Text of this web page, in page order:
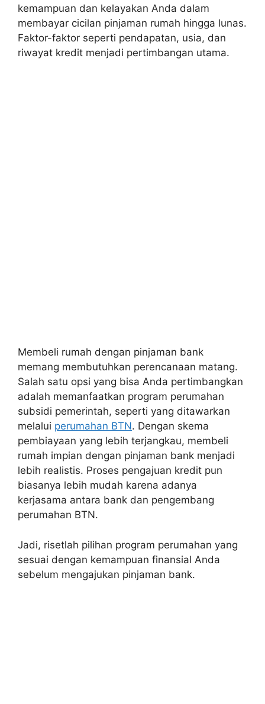
kemampuan dan kelayakan Anda dalam
membayar cicilan pinjaman rumah hingga lunas.
Faktor-faktor seperti pendapatan, usia, dan
riwayat kredit menjadi pertimbangan utama.
Membeli rumah dengan pinjaman bank
memang membutuhkan perencanaan matang.
Salah satu opsi yang bisa Anda pertimbangkan
adalah memanfaatkan program perumahan
subsidi pemerintah, seperti yang ditawarkan
melalui perumahan BTN. Dengan skema
pembiayaan yang lebih terjangkau, membeli
rumah impian dengan pinjaman bank menjadi
lebih realistis. Proses pengajuan kredit pun
biasanya lebih mudah karena adanya
kerjasama antara bank dan pengembang
perumahan BTN.
Jadi, risetlah pilihan program perumahan yang
sesuai dengan kemampuan finansial Anda
sebelum mengajukan pinjaman bank.